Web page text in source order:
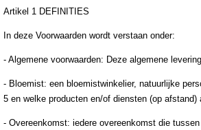
Artikel 1 DEFINITIES
In deze Voorwaarden wordt verstaan onder:
- Algemene voorwaarden: Deze algemene
- Bloemist: een bloemistwinkelier, natuurlijke
5 en welke producten en/of diensten (op afstand)
- Overeenkomst: iedere overeenkomst die